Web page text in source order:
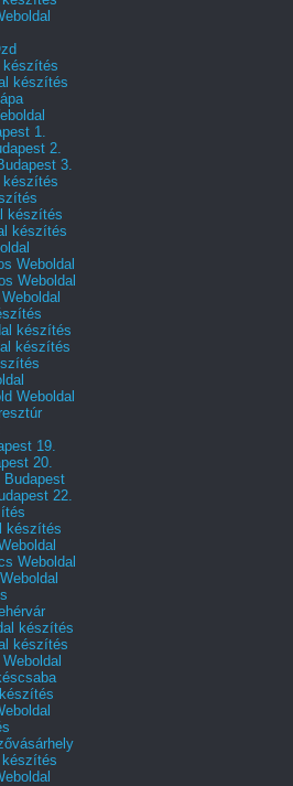
készítés
készítés
1.
2.
3.
készítés
készítés
készítés
Weboldal
Weboldal
Weboldal
készítés
készítés
Weboldal
19.
20.
22.
készítés
Weboldal
Weboldal
készítés
készítés
Weboldal
készítés